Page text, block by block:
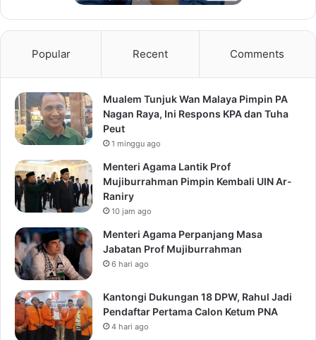
Popular Recent Comments
Mualem Tunjuk Wan Malaya Pimpin PA
Nagan Raya, Ini Respons KPA dan Tuha
Peut
1 minggu ago
Menteri Agama Lantik Prof
Mujiburrahman Pimpin Kembali UIN Ar-
Raniry
10 jam ago
Menteri Agama Perpanjang Masa
Jabatan Prof Mujiburrahman
6 hari ago
Kantongi Dukungan 18 DPW, Rahul Jadi
Pendaftar Pertama Calon Ketum PNA
4 hari ago